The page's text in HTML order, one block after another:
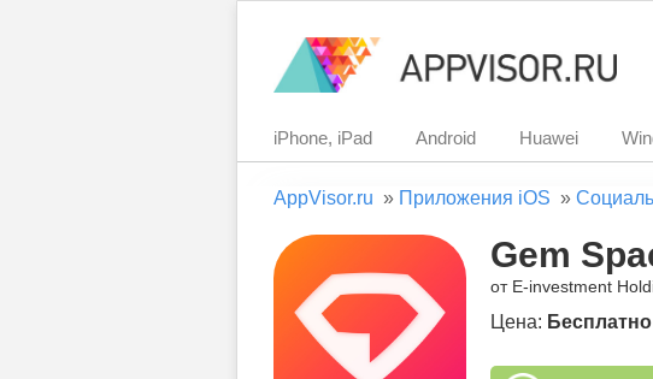
iPhone, iPad Android Huawei
AppVisor.ru » Приложения iOS »
Gem
от E-investment
Цена: Бесплатно